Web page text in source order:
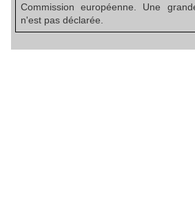
Commission européenne. Une
n'est pas déclarée.